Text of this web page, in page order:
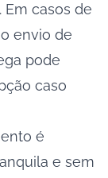
Em casos de
envio de
pode
caso
é
e sem